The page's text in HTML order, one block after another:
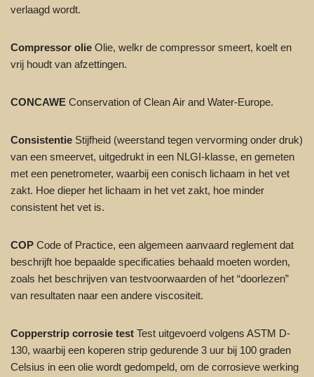
verlaagd wordt.
Compressor olie Olie, welkr de compressor smeert, koelt en
vrij houdt van afzettingen.
CONCAWE Conservation of Clean Air and Water-Europe.
Consistentie Stijfheid (weerstand tegen vervorming onder druk)
van een smeervet, uitgedrukt in een NLGI-klasse, en gemeten
met een penetrometer, waarbij een conisch lichaam in het vet
zakt. Hoe dieper het lichaam in het vet zakt, hoe minder
consistent het vet is.
COP Code of Practice, een algemeen aanvaard reglement dat
beschrijft hoe bepaalde specificaties behaald moeten worden,
zoals het beschrijven van testvoorwaarden of het “doorlezen”
van resultaten naar een andere viscositeit.
Copperstrip corrosie test Test uitgevoerd volgens ASTM D-
130, waarbij een koperen strip gedurende 3 uur bij 100 graden
Celsius in een olie wordt gedompeld, om de corrosieve werking